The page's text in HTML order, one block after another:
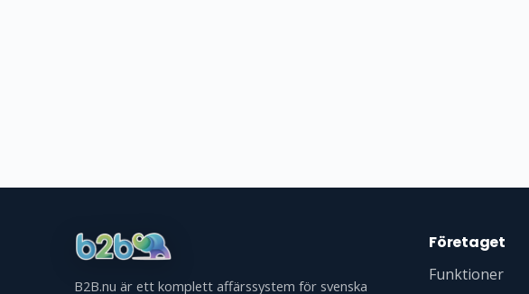
B2B.nu är ett komplett affärssystem för svenska
Företaget
Funktioner